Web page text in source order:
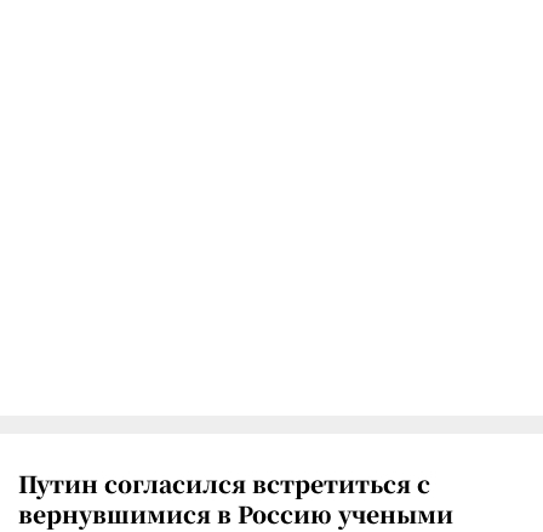
Путин согласился встретиться с
вернувшимися в Россию учеными